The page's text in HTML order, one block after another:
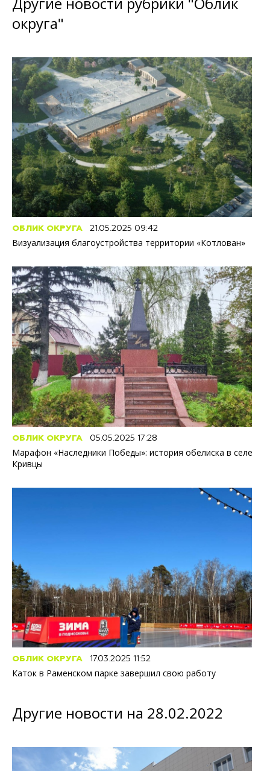
округа"
ОБЛИК ОКРУГА 21.05.2025 09:42
Визуализация благоустройства территории «Котлован»
ОБЛИК ОКРУГА 05.05.2025 17:28
Марафон «Наследники Победы»: история обелиска в селе
Кривцы
ОБЛИК ОКРУГА 17.03.2025 11:52
Каток в Раменском парке завершил свою работу
Другие новости на 28.02.2022